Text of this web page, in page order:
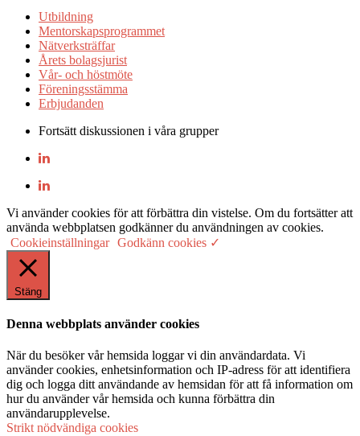
Utbildning
Mentorskapsprogrammet
Nätverksträffar
Årets bolagsjurist
Vår- och höstmöte
Föreningsstämma
Erbjudanden
Fortsätt diskussionen i våra grupper
Vi använder cookies för att förbättra din vistelse. Om du fortsätter att
använda webbplatsen godkänner du användningen av cookies.
Cookieinställningar Godkänn cookies ✓
Stäng
Denna webbplats använder cookies
När du besöker vår hemsida loggar vi din användardata. Vi
använder cookies, enhetsinformation och IP-adress för att identifiera
dig och logga ditt användande av hemsidan för att få information om
hur du använder vår hemsida och kunna förbättra din
användarupplevelse.
Strikt nödvändiga cookies